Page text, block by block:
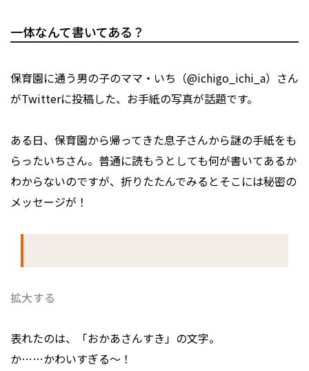
一体なんて書いてある？
保育園に通う男の子のママ・いち（@ichigo_ichi_a）さん
がTwitterに投稿した、お手紙の写真が話題です。
ある日、保育園から帰ってきた息子さんから謎の手紙をも
らったいちさん。普通に読もうとしても何が書いてあるか
わからないのですが、折りたたんでみるとそこには秘密の
メッセージが！
拡大する
表れたのは、「おかあさんすき」の文字。
か……かわいすぎる～！